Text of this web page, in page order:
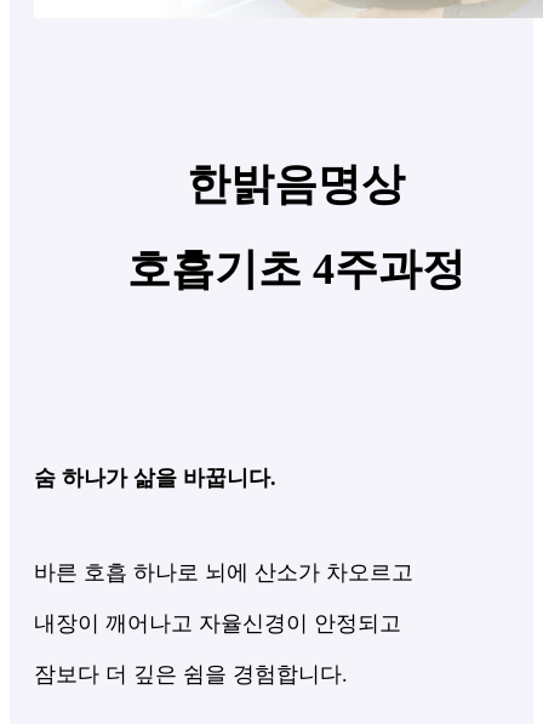
한밝음명상
호흡기초 4주과정
숨 하나가 삶을 바꿉니다.
바른 호흡 하나로 뇌에 산소가 차오르고
내장이 깨어나고 자율신경이 안정되고
잠보다 더 깊은 쉼을 경험합니다.